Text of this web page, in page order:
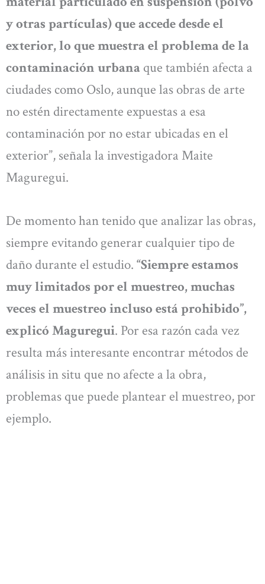
y otras partículas) que accede desde el
exterior, lo que muestra el problema de la
contaminación urbana que también afecta a
ciudades como Oslo, aunque las obras de arte
no estén directamente expuestas a esa
contaminación por no estar ubicadas en el
exterior”, señala la investigadora Maite
Maguregui.
De momento han tenido que analizar las obras,
siempre evitando generar cualquier tipo de
daño durante el estudio. “Siempre estamos
muy limitados por el muestreo, muchas
veces el muestreo incluso está prohibido”,
explicó Maguregui. Por esa razón cada vez
resulta más interesante encontrar métodos de
análisis in situ que no afecte a la obra,
problemas que puede plantear el muestreo, por
ejemplo.